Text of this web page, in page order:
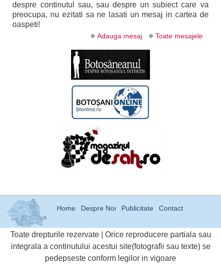
despre continutul sau, sau despre un subiect care va
preocupa, nu ezitati sa ne lasati un mesaj in cartea de
oaspeti!
Adauga mesaj Toate mesajele
Home Despre Noi Publicitate Contact
Toate drepturile rezervate | Orice reproducere partiala sau
integrala a continutului acestui site(fotografii sau texte) se
pedepseste conform legilor in vigoare